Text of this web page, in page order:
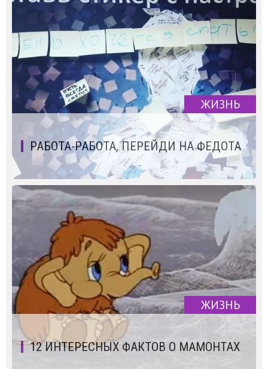
ЖИЗНЬ
РАБОТА-РАБОТА, ПЕРЕЙДИ НА ФЕДОТА
ЖИЗНЬ
12 ИНТЕРЕСНЫХ ФАКТОВ О МАМОНТАХ